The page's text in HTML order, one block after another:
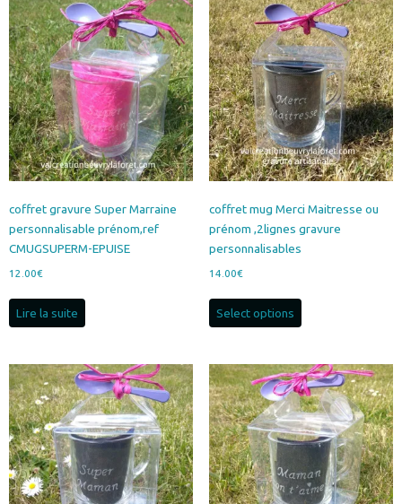
coffret gravure Super Marraine
personnalisable prénom,ref
CMUGSUPERM-EPUISE
12.00€
Lire la suite
coffret mug Merci Maitresse ou
prénom ,2lignes gravure
personnalisables
14.00€
Select options